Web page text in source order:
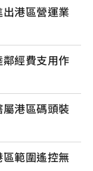
港區營運業
經費支用作
港區碼頭裝
範圍遙控無